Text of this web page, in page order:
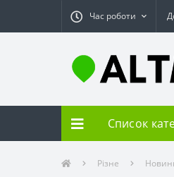
Час роботи
Список
Різне